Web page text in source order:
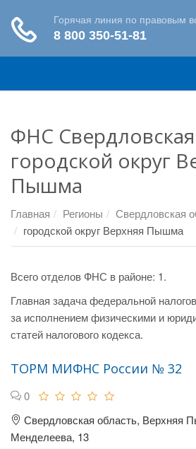
ФНС
городской округ
Пышма
Главная Регионы
Свердловская
городской округ Верхняя Пышма
Всего отделов ФНС в районе: 1.
Главная задача федеральной
за исполнением физическими и
статей налогового кодекса.
ТОРМ МИФНС России № 32
0
Свердловская область, Верхняя
Менделеева, 13